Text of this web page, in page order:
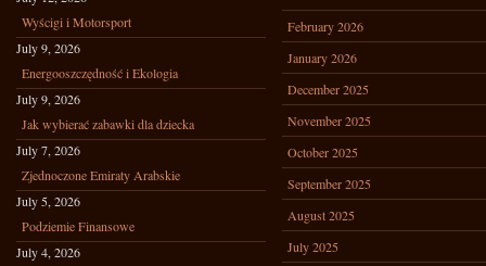
Wyścigi i Motorsport
July 9, 2026
Energooszczędność i Ekologia
July 9, 2026
Jak wybierać zabawki dla dziecka
July 7, 2026
Zjednoczone Emiraty Arabskie
July 5, 2026
Podziemie Finansowe
July 4, 2026
February 2026
January 2026
December 2025
November 2025
October 2025
September 2025
August 2025
July 2025